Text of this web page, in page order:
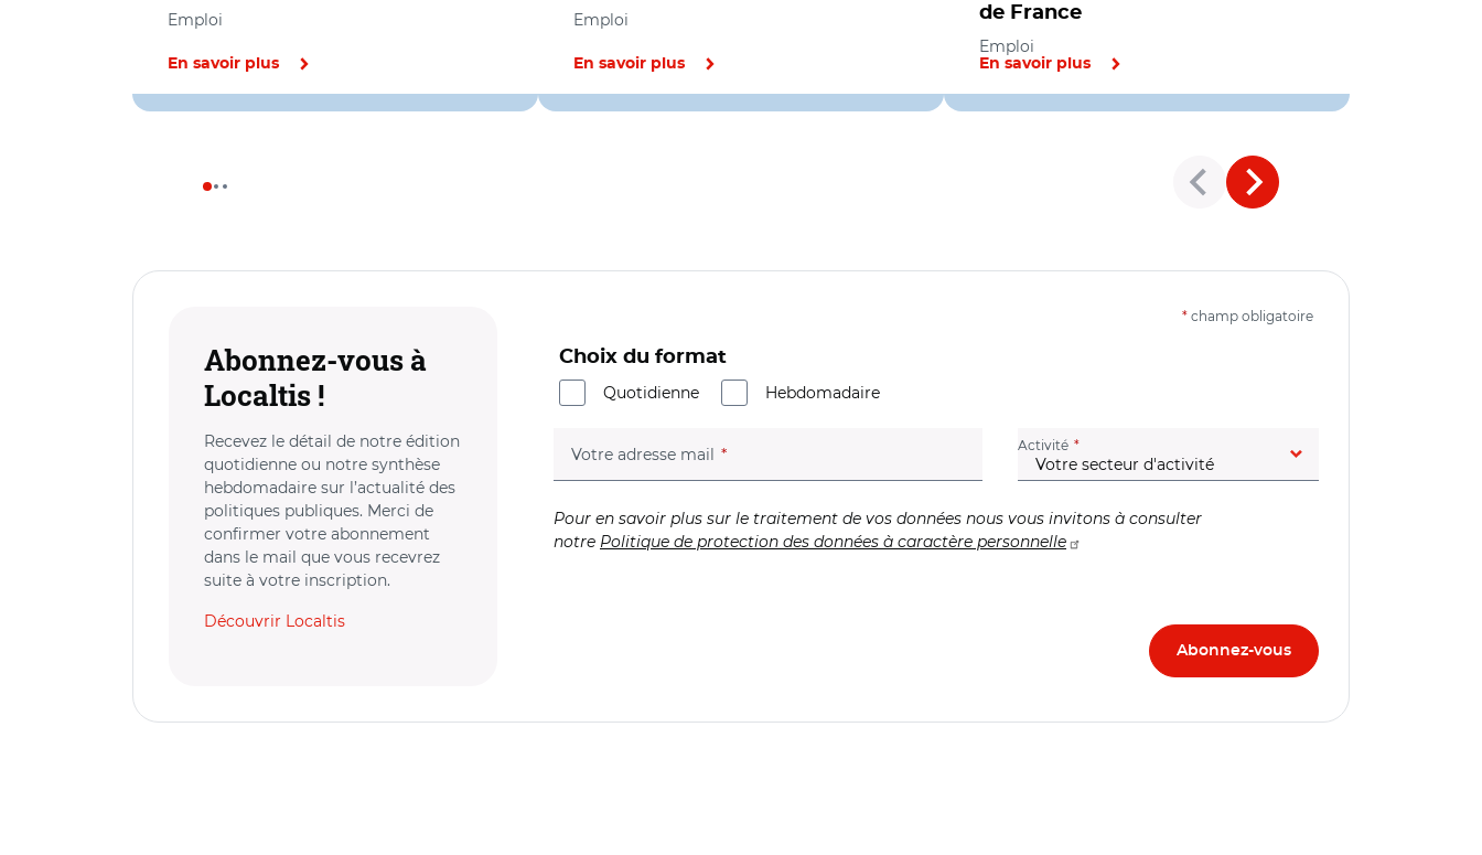
Emploi
En savoir plus
Emploi
En savoir plus
de France
Emploi
En savoir plus
Abonnez-vous à
Localtis !
Recevez le détail de notre édition
quotidienne ou notre synthèse
hebdomadaire sur l’actualité des
politiques publiques. Merci de
confirmer votre abonnement
dans le mail que vous recevrez
suite à votre inscription.
Découvrir Localtis
* champ obligatoire
Choix du format
Quotidienne
Hebdomadaire
Votre adresse mail (champ obligatoire) Activité (champ obligatoire)
Pour en savoir plus sur le traitement de vos données nous vous invitons à consulter
notre Politique de protection des données à caractère personnelle